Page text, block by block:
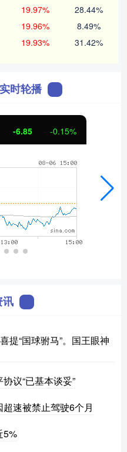
19.97% 28.44%
19.96% 8.49%
19.93% 31.42%
时轮播
-6.85 -0.15%
讯
提“国球驸马”。国王眼神
议“已基本谈妥”
速被禁止驾驶6个月
5%